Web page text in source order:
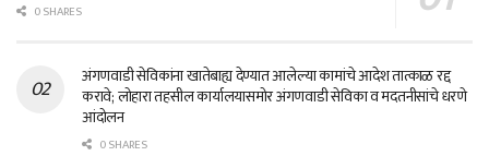
0 SHARES
अंगणवाडी सेविकांना खातेबाह्य देण्यात आलेल्या कामांचे आदेश तात्काळ रद्द
करावे; लोहारा तहसील कार्यालयासमोर अंगणवाडी सेविका व मदतनीसांचे धरणे
आंदोलन
0 SHARES